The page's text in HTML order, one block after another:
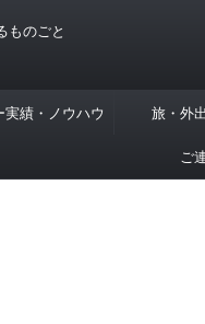
ものごと
実績・ノウハウ 旅・外
ご